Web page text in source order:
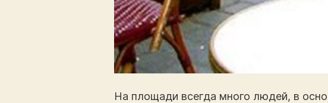
На площади всегда много людей, в